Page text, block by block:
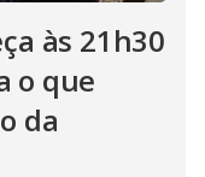
às 21h30
o que
da